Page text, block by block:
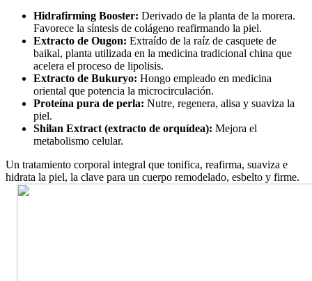
Hidrafirming Booster: Derivado de la planta de la morera.
Favorece la síntesis de colágeno reafirmando la piel.
Extracto de Ougon: Extraído de la raíz de casquete de
baikal, planta utilizada en la medicina tradicional china que
acelera el proceso de lipolisis.
Extracto de Bukuryo: Hongo empleado en medicina
oriental que potencia la microcirculación.
Proteína pura de perla: Nutre, regenera, alisa y suaviza la
piel.
Shilan Extract (extracto de orquídea): Mejora el
metabolismo celular.
Un tratamiento corporal integral que tonifica, reafirma, suaviza e
hidrata la piel, la clave para un cuerpo remodelado, esbelto y firme.